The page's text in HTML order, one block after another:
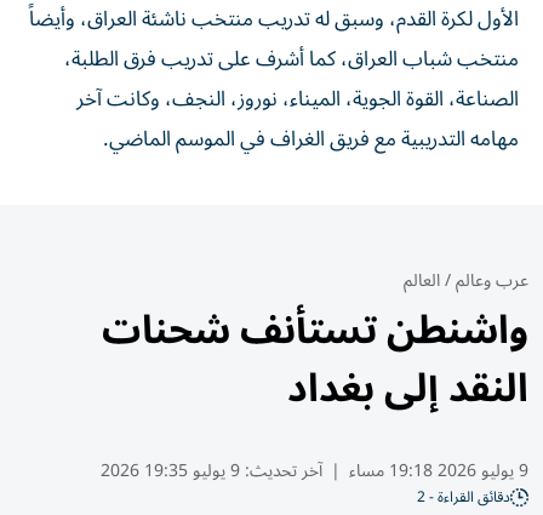
الأول لكرة القدم، وسبق له تدريب منتخب ناشئة العراق، وأيضاً
منتخب شباب العراق، كما أشرف على تدريب فرق الطلبة،
الصناعة، القوة الجوية، الميناء، نوروز، النجف، وكانت آخر
مهامه التدريبية مع فريق الغراف في الموسم الماضي.
عرب وعالم/العالم
واشنطن تستأنف شحنات
النقد إلى بغداد
9 يوليو 2026 19:18 مساء | آخر تحديث:9 يوليو 19:35 2026
دقائق القراءة - 2